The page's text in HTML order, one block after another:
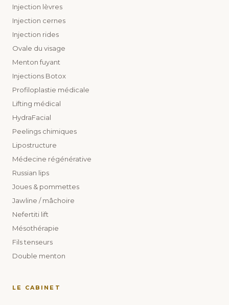
Injection lèvres
Injection cernes
Injection rides
Ovale du visage
Menton fuyant
Injections Botox
Profiloplastie médicale
Lifting médical
HydraFacial
Peelings chimiques
Lipostructure
Médecine régénérative
Russian lips
Joues & pommettes
Jawline / mâchoire
Nefertiti lift
Mésothérapie
Fils tenseurs
Double menton
LE CABINET